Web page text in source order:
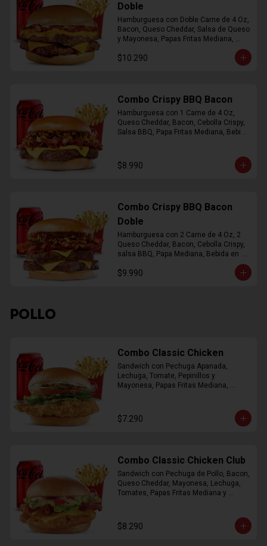
Doble
Hamburguesa con Doble Carne de 4 Oz,
Bacon, Queso Cheddar, Salsa de Queso
y Mayonesa, Papas Fritas Mediana,
$10.290
Combo Crispy BBQ Bacon
Hamburguesa con 1 Carne de 4 Oz,
Queso Cheddar, Bacon, Cebolla Crispy,
Salsa BBQ, Papa Fritas Mediana, Bebida
$8.990
Combo Crispy BBQ Bacon
Doble
Hamburguesa con 2 Carne de 4 Oz, 2
Queso Cheddar, Bacon, Cebolla Crispy,
salsa BBQ, Papa Mediana, Bebida en
$9.990
POLLO
Combo Classic Chicken
Sandwich con Pechuga Apanada,
Lechuga, Tomate, Pepinillos y
Mayonesa, Papas Fritas Mediana,
$7.290
Combo Classic Chicken Club
Sandwich con Pechuga de Pollo, Bacon,
Queso Cheddar, Mayonesa, Lechuga,
Tomates, Papas Fritas Mediana y
$8.290